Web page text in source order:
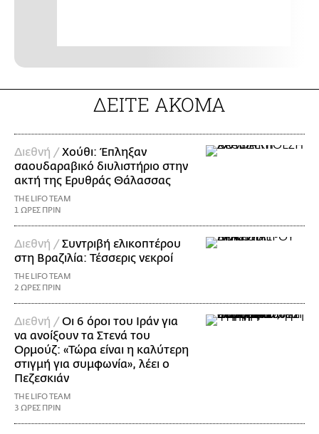
ΔΕΙΤΕ ΑΚΟΜΑ
Διεθνή /Χούθι: Έπληξαν
σαουδαραβικό διυλιστήριο στην
ακτή της Ερυθράς Θάλασσας
THE LIFO TEAM
1 ΩΡΕΣ ΠΡΙΝ
Διεθνή /Συντριβή ελικοπτέρου
στη Βραζιλία: Τέσσερις νεκροί
THE LIFO TEAM
2 ΩΡΕΣ ΠΡΙΝ
Διεθνή /Οι 6 όροι του Ιράν για
να ανοίξουν τα Στενά του
Ορμούζ: «Τώρα είναι η καλύτερη
στιγμή για συμφωνία», λέει ο
Πεζεσκιάν
THE LIFO TEAM
3 ΩΡΕΣ ΠΡΙΝ